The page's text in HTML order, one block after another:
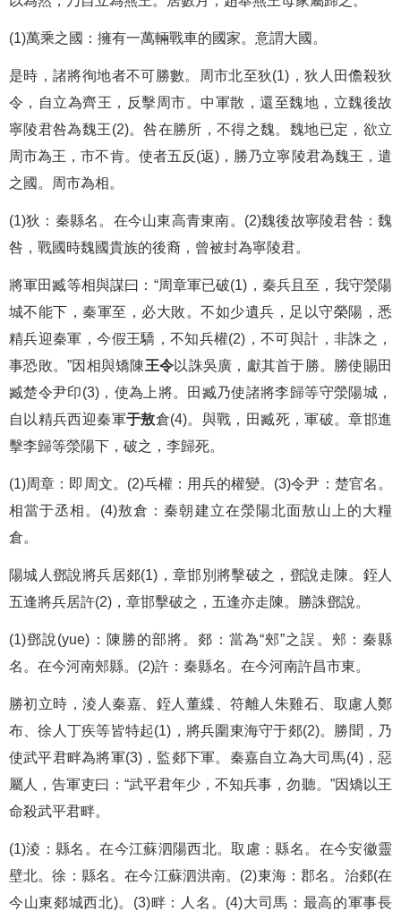
(1)萬乘之國：擁有一萬輛戰車的國家。意謂大國。
是時，諸將徇地者不可勝數。周市北至狄(1)，狄人田儋殺狄
令，自立為齊王，反擊周市。中軍散，還至魏地，立魏後故
寧陵君咎為魏王(2)。咎在勝所，不得之魏。魏地已定，欲立
周市為王，市不肯。使者五反(返)，勝乃立寧陵君為魏王，遣
之國。周市為相。
(1)狄：秦縣名。在今山東高青東南。(2)魏後故寧陵君咎：魏
咎，戰國時魏國貴族的後裔，曾被封為寧陵君。
將軍田臧等相與謀曰：“周章軍已破(1)，秦兵且至，我守滎陽
城不能下，秦軍至，必大敗。不如少遺兵，足以守榮陽，悉
精兵迎秦軍，今假王驕，不知兵權(2)，不可與計，非誅之，
事恐敗。”因相與矯陳王令以誅吳廣，獻其首于勝。勝使賜田
臧楚令尹印(3)，使為上將。田臧乃使諸將李歸等守滎陽城，
自以精兵西迎秦軍于敖倉(4)。與戰，田臧死，軍破。章邯進
擊李歸等滎陽下，破之，李歸死。
(1)周章：即周文。(2)乓權：用兵的權變。(3)令尹：楚官名。
相當于丞相。(4)敖倉：秦朝建立在滎陽北面敖山上的大糧
倉。
陽城人鄧說將兵居郯(1)，章邯別將擊破之，鄧說走陳。銍人
五逢將兵居許(2)，章邯擊破之，五逢亦走陳。勝誅鄧說。
(1)鄧說(yue)：陳勝的部將。郯：當為“郟”之誤。郟：秦縣
名。在今河南郟縣。(2)許：秦縣名。在今河南許昌市東。
勝初立時，淩人秦嘉、銍人董緤、符離人朱雞石、取慮人鄭
布、徐人丁疾等皆特起(1)，將兵圍東海守于郯(2)。勝聞，乃
使武平君畔為將軍(3)，監郯下軍。秦嘉自立為大司馬(4)，惡
屬人，告軍吏曰：“武平君年少，不知兵事，勿聽。”因矯以王
命殺武平君畔。
(1)淩：縣名。在今江蘇泗陽西北。取慮：縣名。在今安徽靈
壁北。徐：縣名。在今江蘇泗洪南。(2)東海：郡名。治郯(在
今山東郯城西北)。(3)畔：人名。(4)大司馬：最高的軍事長